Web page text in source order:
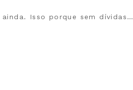
Isso porque sem dívidas…